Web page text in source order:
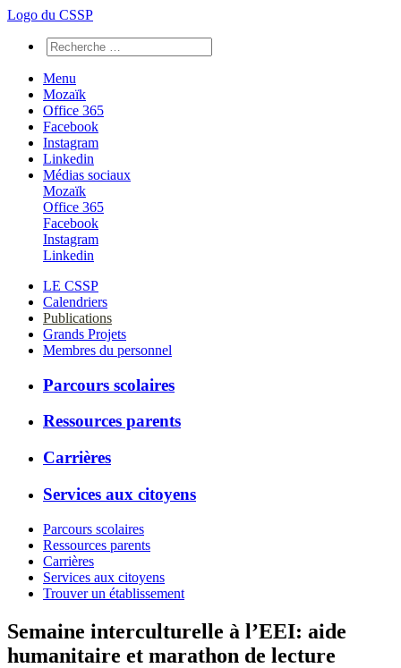
Logo du CSSP
Menu
Mozaïk
Office 365
Facebook
Instagram
Linkedin
Médias sociaux
Mozaïk
Office 365
Facebook
Instagram
Linkedin
LE CSSP
Calendriers
Publications
Grands Projets
Membres du personnel
Parcours scolaires
Ressources parents
Carrières
Services aux citoyens
Parcours scolaires
Ressources parents
Carrières
Services aux citoyens
Trouver un établissement
Semaine interculturelle à l’EEI: aide
humanitaire et marathon de lecture